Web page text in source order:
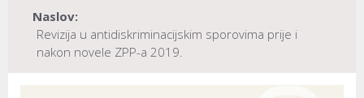
Naslov:
Revizija u antidiskriminacijskim sporovima prije i
nakon novele ZPP-a 2019.